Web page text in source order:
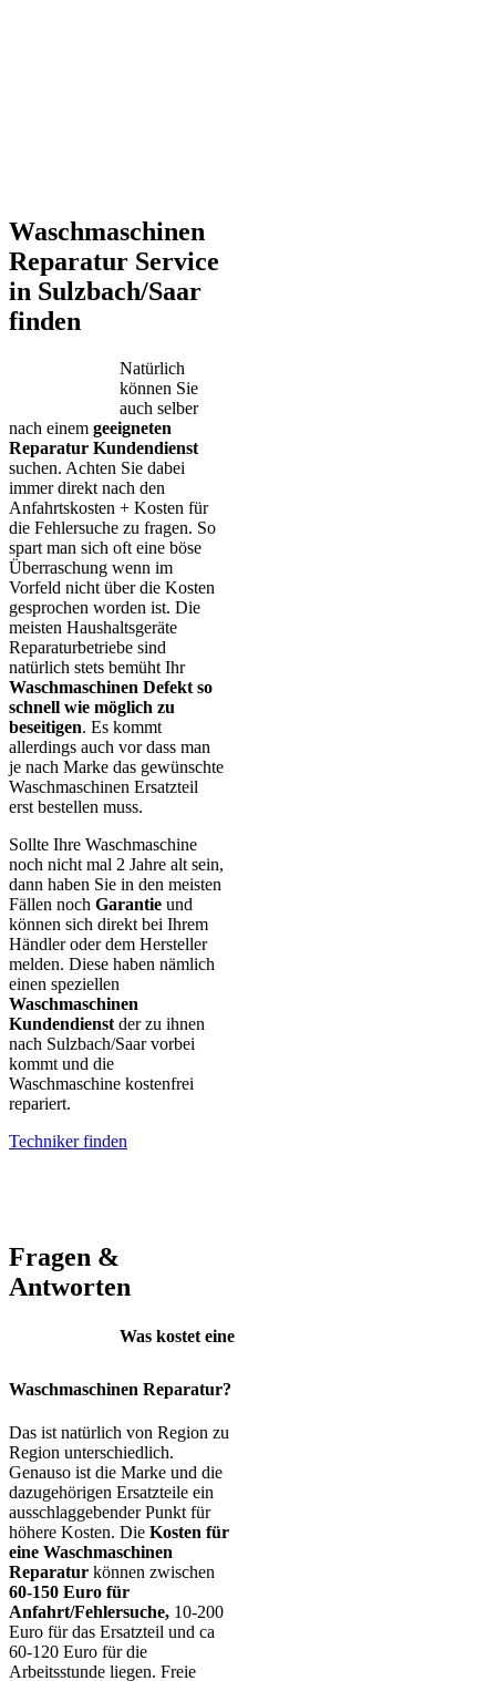
Waschmaschinen
Reparatur Service
in Sulzbach/Saar
finden
Natürlich
können Sie
auch selber
nach einem geeigneten
Reparatur Kundendienst
suchen. Achten Sie dabei
immer direkt nach den
Anfahrtskosten + Kosten für
die Fehlersuche zu fragen. So
spart man sich oft eine böse
Überraschung wenn im
Vorfeld nicht über die Kosten
gesprochen worden ist. Die
meisten Haushaltsgeräte
Reparaturbetriebe sind
natürlich stets bemüht Ihr
Waschmaschinen Defekt so
schnell wie möglich zu
beseitigen. Es kommt
allerdings auch vor dass man
je nach Marke das gewünschte
Waschmaschinen Ersatzteil
erst bestellen muss.
Sollte Ihre Waschmaschine
noch nicht mal 2 Jahre alt sein,
dann haben Sie in den meisten
Fällen noch Garantie und
können sich direkt bei Ihrem
Händler oder dem Hersteller
melden. Diese haben nämlich
einen speziellen
Waschmaschinen
Kundendienst der zu ihnen
nach Sulzbach/Saar vorbei
kommt und die
Waschmaschine kostenfrei
repariert.
Techniker finden
Fragen &
Antworten
Was kostet eine
Waschmaschinen Reparatur?
Das ist natürlich von Region zu
Region unterschiedlich.
Genauso ist die Marke und die
dazugehörigen Ersatzteile ein
ausschlaggebender Punkt für
höhere Kosten. Die Kosten für
eine Waschmaschinen
Reparatur können zwischen
60-150 Euro für
Anfahrt/Fehlersuche, 10-200
Euro für das Ersatzteil und ca
60-120 Euro für die
Arbeitsstunde liegen. Freie